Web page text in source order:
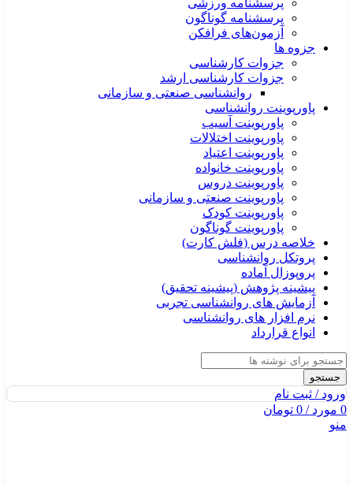
پرسشنامه ورزشی
پرسشنامه گوناگون
آزمون‌های فرافکن
جزوه ها
جزوات کارشناسی
جزوات کارشناسی ارشد
روانشناسی صنعتی و سازمانی
پاورپوینت روانشناسی
پاورپوینت آسیب
پاورپوینت اختلالات
پاورپوینت اعتیاد
پاورپوینت خانواده
پاورپوینت دروس
پاورپوینت صنعتی و سازمانی
پاورپوینت کودک
پاورپوینت گوناگون
خلاصه درس (فلش کارت)
پروتکل روانشناسی
پروپوزال آماده
پیشینه پژوهش (پیشینه تحقیق)
آزمایش های روانشناسی تجربی
نرم افزار های روانشناسی
انواع قرارداد
جستجو
ورود / ثبت نام
0 مورد/
0 تومان
منو